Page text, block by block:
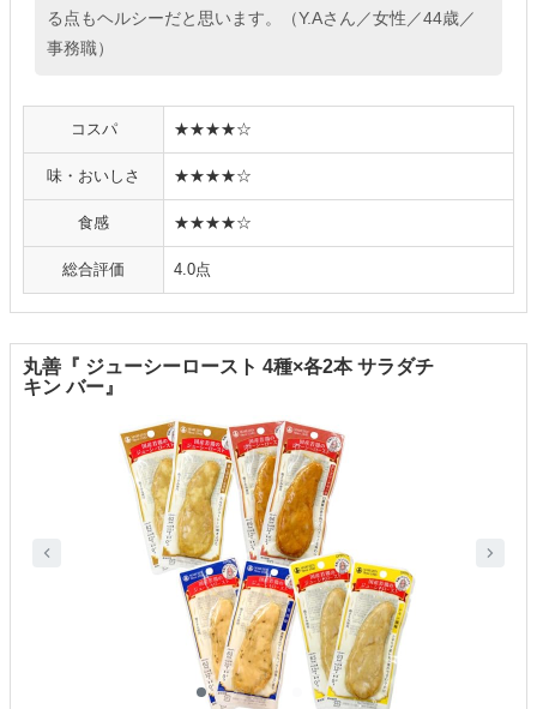
る点もヘルシーだと思います。（Y.Aさん／女性／44歳／
事務職）
コスパ ★★★★☆
味・おいしさ ★★★★☆
食感 ★★★★☆
総合評価 4.0点
丸善『 ジューシーロースト 4種×各2本 サラダチ
キン バー』